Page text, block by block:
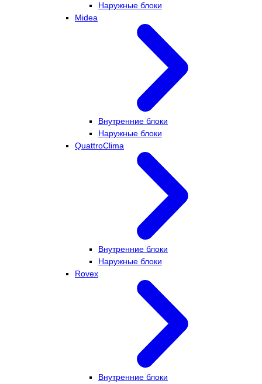
Наружные блоки
Midea
Внутренние блоки
Наружные блоки
QuattroClima
Внутренние блоки
Наружные блоки
Rovex
Внутренние блоки